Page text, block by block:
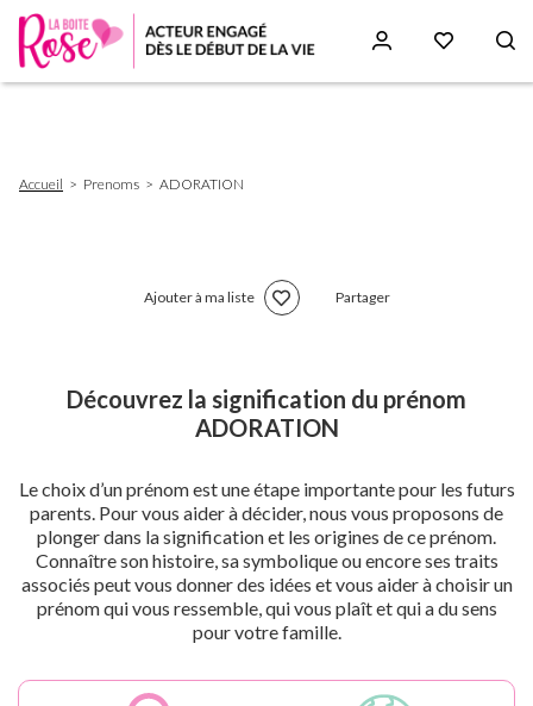
d'Ariane
Accueil Prenoms ADORATION
Ajouter à ma liste Partager
Découvrez la signification du prénom
ADORATION
Le choix d’un prénom est une étape importante pour les futurs
parents. Pour vous aider à décider, nous vous proposons de
plonger dans la signification et les origines de ce prénom.
Connaître son histoire, sa symbolique ou encore ses traits
associés peut vous donner des idées et vous aider à choisir un
prénom qui vous ressemble, qui vous plaît et qui a du sens
pour votre famille.